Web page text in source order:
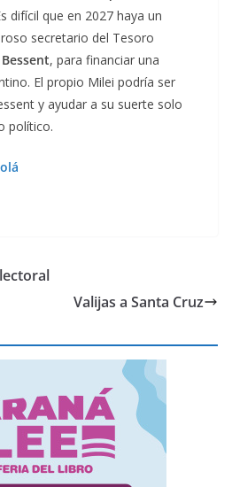
difícil que en 2027 haya un
secretario del Tesoro
, para financiar una
El propio Milei podría ser
y ayudar a su suerte solo
político.
Valijas a Santa Cruz